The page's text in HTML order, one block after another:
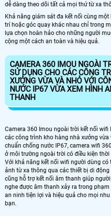
dễ dàng theo dõi tất cả mọi thứ từ xa
Khả năng giám sát đa kết nối cùng
trí hoặc góc quay khác nhau chỉ trong
lựa chọn hoàn hảo cho những người
cộng một cách an toàn và hiệu quả.
CAMERA 360 IMOU NGOÀI
SỬ DỤNG CHO CÁC CÔNG
XƯỞNG VỪA VÀ NHỎ VỚI
NƯỚC IP67 VỪA XEM HÌNH
THANH
Camera 360 Imou ngoài trời kết nối
các công trình kho hàng nhà xưởng
chuẩn chống nước IP67, camera wifi
ở môi trường ngoài trời có điều kiện thời
Với khả năng kết nối wifi người dùng
ảnh từ xa thông qua các thiết bị di
cũng hỗ trợ kết nối âm thanh giúp
nghe được âm thanh xảy ra trong
an ninh tiện lợi và hiệu quả cho mọi
bạn.